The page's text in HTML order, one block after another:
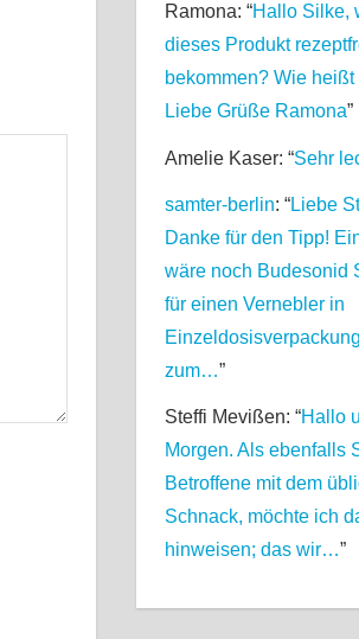
Ramona: “Hallo Silke,
dieses Produkt
bekommen? Wie
Liebe Grüße Ramona”
Amelie Kaser: “Sehr
samter-berlin: “Liebe
Danke für den Tipp!
wäre noch Budesonid
für einen Vernebler in
zum…”
Steffi Mevißen: “Hallo
Morgen. Als ebenfalls
Betroffene mit dem
Schnack, möchte ich
hinweisen; das wir…”